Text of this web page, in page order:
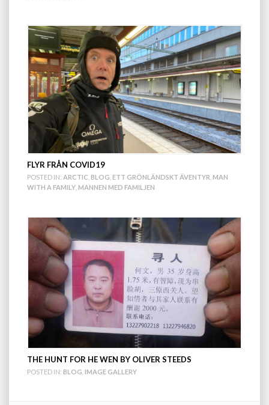
FLYR FRÅN COVID19
POSTED IN: ARCTIC BLOG ETT GRÖNLÄNDSKT ÄVENTYR MAN
WITH A FAMILY MANNEN MED FAMILJEN
THE HUNT FOR HE WEN BY OLIVER STEEDS
POSTED IN: BLOG IMAGE GALLERY